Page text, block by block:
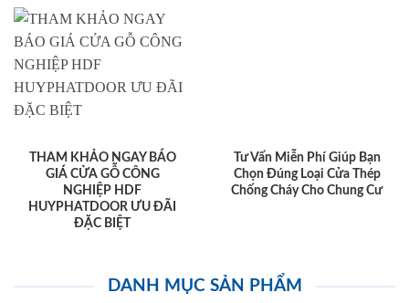
THAM KHẢO NGAY BÁO
GIÁ CỬA GỖ CÔNG
NGHIỆP HDF
HUYPHATDOOR ƯU ĐÃI
ĐẶC BIỆT
Tư Vấn Miễn Phí Giúp Bạn
Chọn Đúng Loại Cửa Thép
Chống Cháy Cho Chung Cư
DANH MỤC SẢN PHẨM